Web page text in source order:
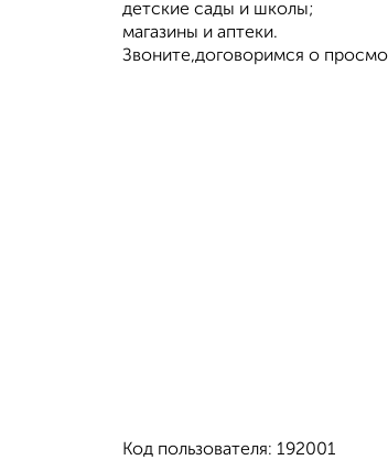
детские сады и школы;
магазины и аптеки.
Звоните,договоримся о
Код пользователя: 192001